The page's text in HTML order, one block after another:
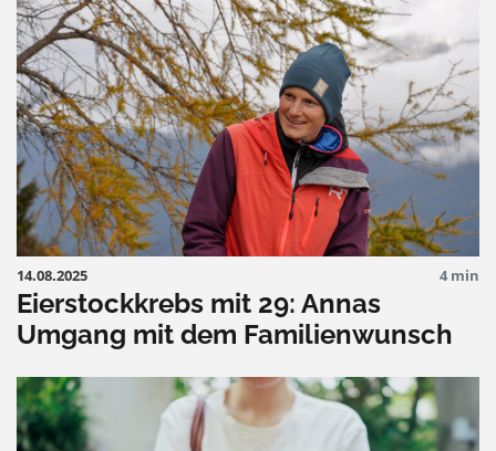
14.08.2025 4 min
Eierstockkrebs mit 29: Annas
Umgang mit dem Familienwunsch